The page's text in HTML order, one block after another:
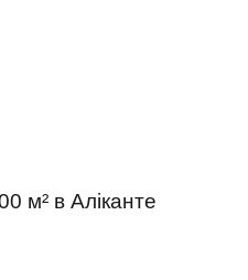
м² в Аліканте